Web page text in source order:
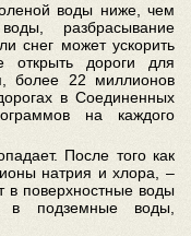
воды ниже, чем
разбрасывание
снег может ускорить
открыть дороги для
более 22 миллионов
в Соединенных
на каждого
После того как
натрия и хлора, –
в поверхностные воды
подземные воды,